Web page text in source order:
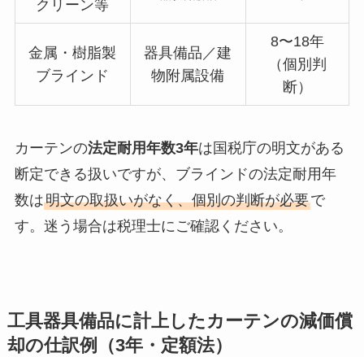
クリーン等
金属・樹脂製
ブラインド
器具備品／建
物附属設備
8〜18年
（個別判
断）
カーテンの法定耐用年数3年は国税庁の明文がある
断定できる扱いですが、ブラインドの法定耐用年
数は明文の取扱いがなく、個別の判断が必要で
す。迷う場合は税理士にご確認ください。
工具器具備品に計上したカーテンの減価償
却の仕訳例（3年・定額法）